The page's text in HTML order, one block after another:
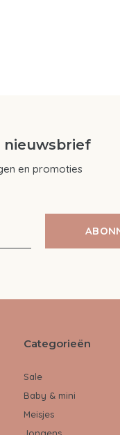
nieuwsbrief
en promoties
Categorieën
Sale
Baby & mini
Meisjes